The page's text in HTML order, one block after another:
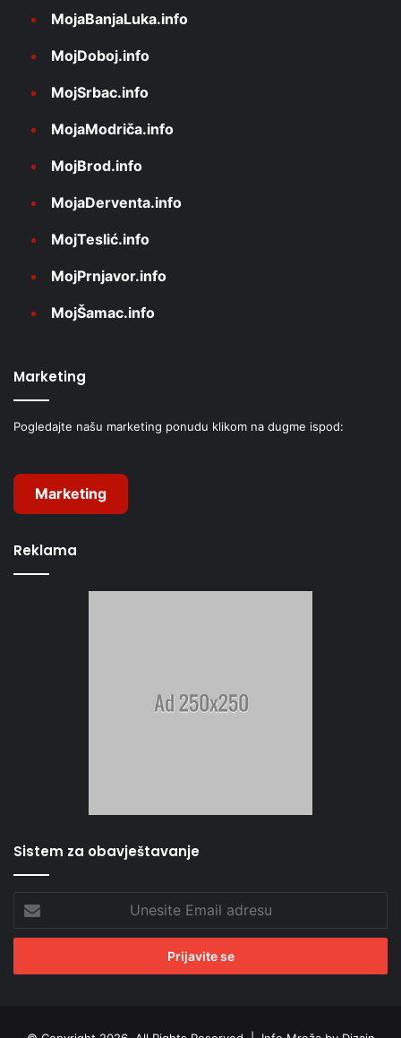
MojaBanjaLuka.info
MojDoboj.info
MojSrbac.info
MojaModriča.info
MojBrod.info
MojaDerventa.info
MojTeslić.info
MojPrnjavor.info
MojŠamac.info
Marketing
Pogledajte našu marketing ponudu klikom na dugme ispod:
Marketing
Reklama
Sistem za obavještavanje
Unesite
Email
adresu